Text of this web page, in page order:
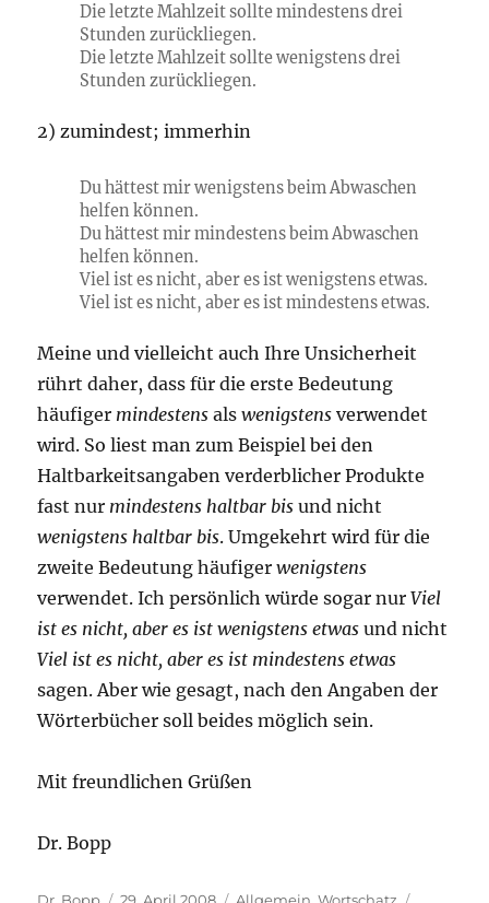
Die letzte Mahlzeit sollte mindestens drei
Stunden zurückliegen.
Die letzte Mahlzeit sollte wenigstens drei
Stunden zurückliegen.
2) zumindest; immerhin
Du hättest mir wenigstens beim Abwaschen
helfen können.
Du hättest mir mindestens beim Abwaschen
helfen können.
Viel ist es nicht, aber es ist wenigstens etwas.
Viel ist es nicht, aber es ist mindestens etwas.
Meine und vielleicht auch Ihre Unsicherheit
rührt daher, dass für die erste Bedeutung
häufiger mindestens alswenigstens verwendet
wird. So liest man zum Beispiel bei den
Haltbarkeitsangaben verderblicher Produkte
fast nur mindestens haltbar bis und nicht
wenigstens haltbar bis. Umgekehrt wird für die
zweite Bedeutung häufigerwenigstens
verwendet. Ich persönlich würde sogar nurViel
ist es nicht, aber es ist wenigstens etwas und nicht
Viel ist es nicht, aber es ist mindestens etwas
sagen. Aber wie gesagt, nach den Angaben der
Wörterbücher soll beides möglich sein.
Mit freundlichen Grüßen
Dr. Bopp
Autor
Veröffentlicht
Kategorien